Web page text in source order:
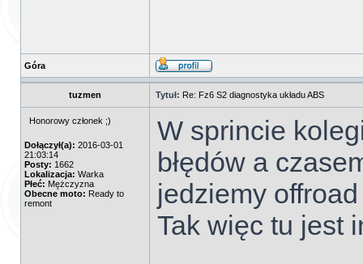
Góra
tuzmen Tytuł: Re: Fz6 S2 diagnostyka układu ABS
Honorowy członek ;)
Dołączył(a): 2016-03-01
21:03:14
Posty: 1662
Lokalizacja: Warka
Płeć: Mężczyzna
Obecne moto: Ready to
remont
W sprincie
błędów a
jedziemy
Tak więc tu jest